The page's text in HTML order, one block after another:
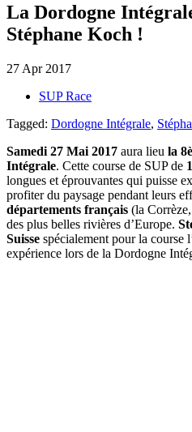
La Dordogne
Stéphane Koch !
27 Apr 2017
SUP Race
Tagged: Dordogne Intégrale,
Samedi 27 Mai 2017 aura lieu la
Intégrale. Cette course de SUP de
longues et éprouvantes qui puisse
profiter du paysage pendant leurs
départements français (la
des plus belles rivières d’Europe.
Suisse spécialement pour la course
expérience lors de la Dordogne